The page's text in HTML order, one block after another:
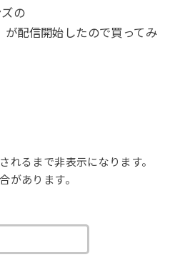
の
配信開始したので買ってみ
れるまで非表示になります。
があります。